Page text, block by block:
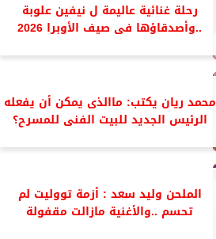
رحلة غنائية عاليمة ل نيفين علوبة
..وأصدقاؤها فى صيف الأوبرا 2026
محمد ريان يكتب: ماالذى يمكن أن يفعله
الرئيس الجديد للبيت الفنى للمسرح؟
الملحن وليد سعد : أزمة تووليت لم
تحسم ..والأغنية مازالت مقفولة